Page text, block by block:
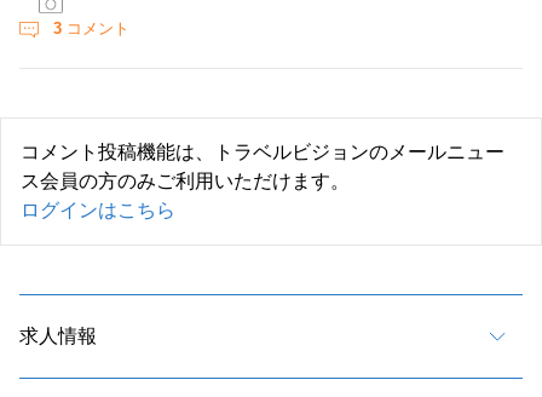
3 コメント
コメント投稿機能は、トラベルビジョンのメールニュー
ス会員の方のみご利用いただけます。
ログインはこちら
求人情報